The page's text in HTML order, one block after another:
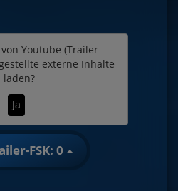
Youtube (Trailer
externe Inhalte
laden?
Ja
FSK: 0